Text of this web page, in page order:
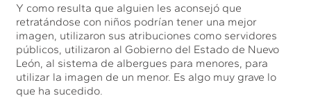
Y como resulta que alguien les aconsejó que
retratándose con niños podrían tener una mejor
imagen, utilizaron sus atribuciones como servidores
públicos, utilizaron al Gobierno del Estado de Nuevo
León, al sistema de albergues para menores, para
utilizar la imagen de un menor. Es algo muy grave lo
que ha sucedido.